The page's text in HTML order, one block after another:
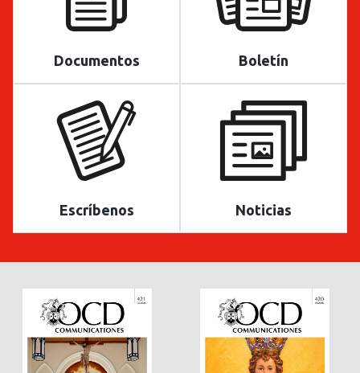
Documentos Boletín
Escríbenos Noticias